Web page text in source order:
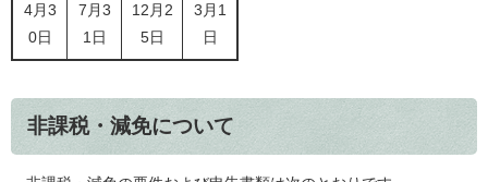
4月3
0日
7月3
1日
12月2
5日
3月1
日
非課税・減免について